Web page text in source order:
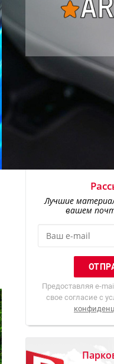
Лучшие
вашем
Предоставляя e-
свое согласие с